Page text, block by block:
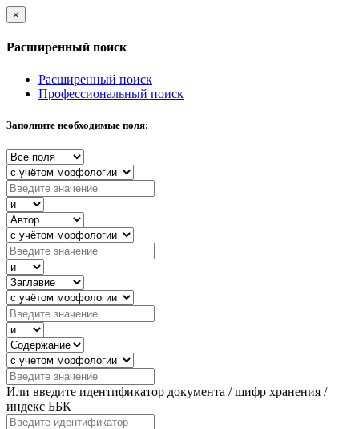
×
Расширенный поиск
Расширенный поиск
Профессиональный поиск
Заполните необходимые поля:
Или введите идентификатор документа / шифр хранения /
индекс ББК